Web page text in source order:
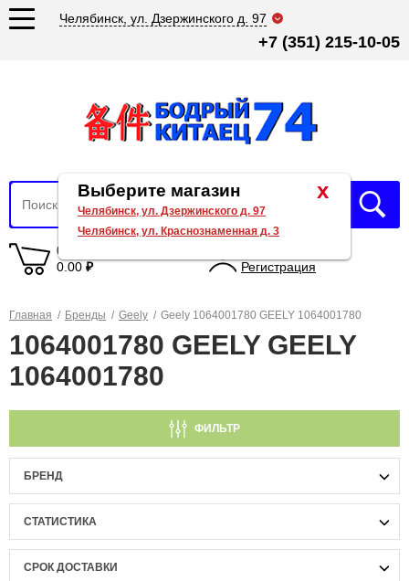
Челябинск, ул. Дзержинского д. 97
+7 (351) 215-10-05
0 товаров
0.00 ₽
Регистрация
Главная / Бренды / Geely / Geely 1064001780 GEELY 1064001780
1064001780 GEELY GEELY
1064001780
ФИЛЬТР
БРЕНД
СТАТИСТИКА
СРОК ДОСТАВКИ
x
Выберите магазин
Челябинск, ул. Дзержинского д. 97
Челябинск, ул. Краснознаменная д. 3